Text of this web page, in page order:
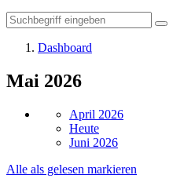
Dashboard
Mai 2026
April 2026
Heute
Juni 2026
Alle als gelesen markieren